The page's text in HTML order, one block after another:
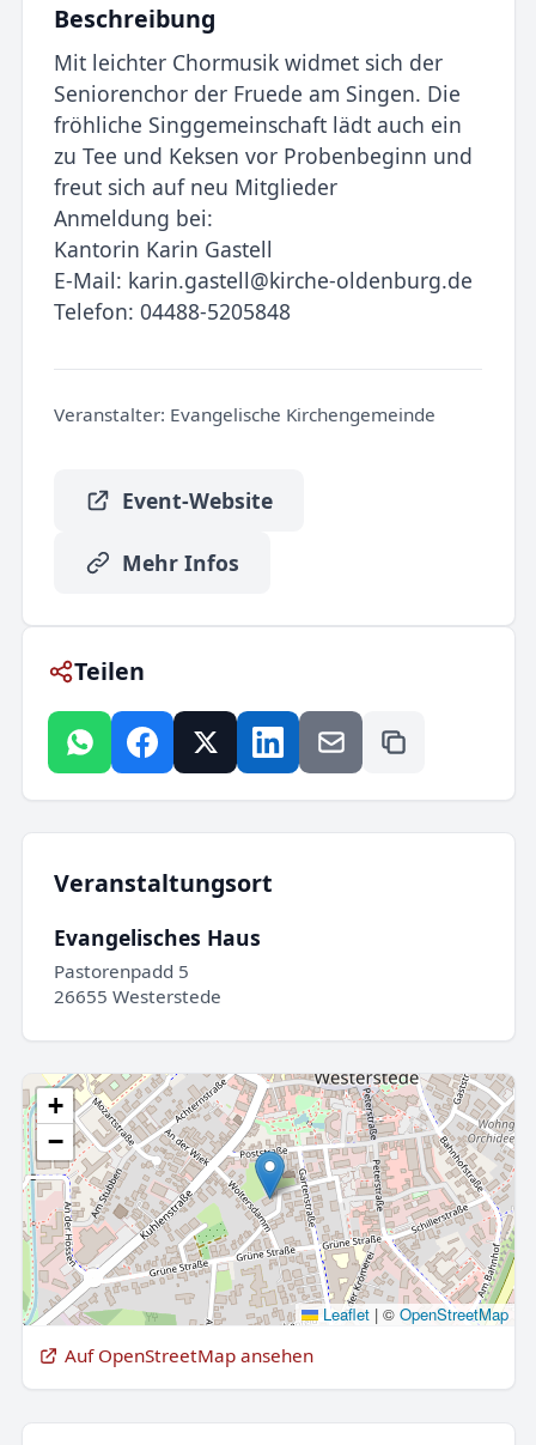
Beschreibung
Mit leichter Chormusik widmet sich der
Seniorenchor der Fruede am Singen. Die
fröhliche Singgemeinschaft lädt auch ein
zu Tee und Keksen vor Probenbeginn und
freut sich auf neu Mitglieder
Anmeldung bei:
Kantorin Karin Gastell
E-Mail: karin.gastell@kirche-oldenburg.de
Telefon: 04488-5205848
Veranstalter: Evangelische Kirchengemeinde
Event-Website
Mehr Infos
Teilen
Veranstaltungsort
Evangelisches Haus
Pastorenpadd 5
26655 Westerstede
+
−
Leaflet |© OpenStreetMap
Auf OpenStreetMap ansehen